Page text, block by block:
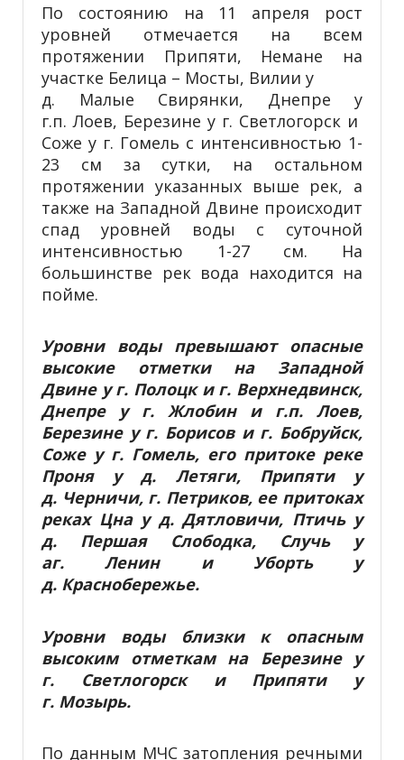
По состоянию на 11 апреля рост
уровней отмечается на всем
протяжении Припяти, Немане на
участке Белица – Мосты, Вилии у
д. Малые Свирянки, Днепре у
г.п. Лоев, Березине у г. Светлогорск и
Соже у г. Гомель с интенсивностью 1-
23 см за сутки, на остальном
протяжении указанных выше рек, а
также на Западной Двине происходит
спад уровней воды с суточной
интенсивностью 1-27 см. На
большинстве рек вода находится на
пойме.
Уровни воды превышают опасные
высокие отметки на Западной
Двине у г. Полоцк и г. Верхнедвинск,
Днепре у г. Жлобин и г.п. Лоев,
Березине у г. Борисов и г. Бобруйск,
Соже у г. Гомель, его притоке реке
Проня у д. Летяги, Припяти у
д. Черничи, г. Петриков, ее притоках
реках Цна у д. Дятловичи, Птичь у
д. Першая Слободка, Случь у
аг. Ленин и Уборть у
д. Краснобережье.
Уровни воды близки к опасным
высоким отметкам на Березине у
г. Светлогорск и Припяти у
г. Мозырь.
По данным МЧС затопления речными